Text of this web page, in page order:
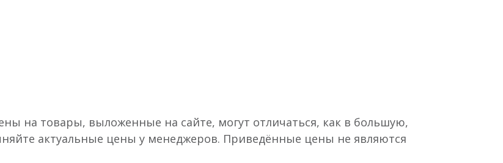
на товары, выложенные на сайте, могут отличаться, как в большую,
актуальные цены у менеджеров. Приведённые цены не являются